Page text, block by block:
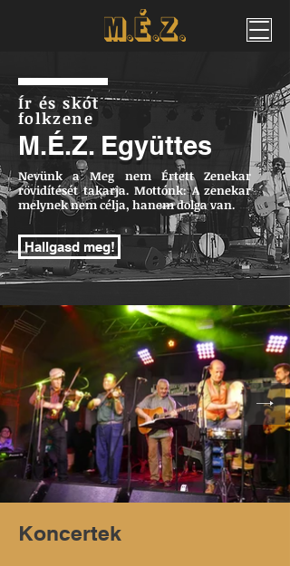
Ír és skót
folkzene
M.É.Z. Együttes
Nevünk a Meg nem Értett Zenekar
rövidítését takarja. Mottónk: A zenekar
melynek nem célja, hanem dolga van.
Hallgasd meg!
Koncertek